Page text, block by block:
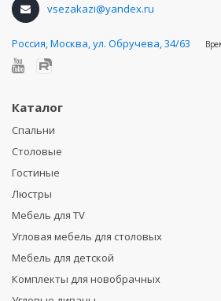
vsezakazi@yandex.ru
Россия,Москва, ул. Обручева, 34/63
Каталог
Спальни
Столовые
Гостиные
Люстры
Мебель для TV
Угловая мебель для столовых
Мебель для детской
Комплекты для новобрачных